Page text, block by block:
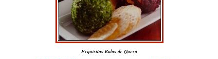
Exquisitas Bolas de Queso